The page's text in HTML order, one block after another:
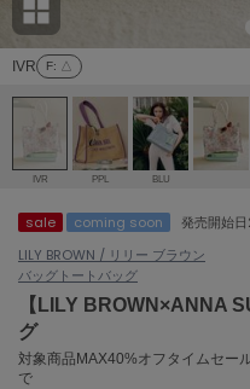
ョン雑貨 (865)
/ランジェリー (127)
ェア (121)
(124)
Ame no chi Hare
アメノチハレ
AMOMMA
アモマ
アニュアンス
ànuke
アンヌーク
ASICS
アシックス
IVR F: △
IVR PPL BLU
sale coming soon 発売開始日
LILY BROWN / リリー ブラウン
バッグ トートバッグ
【LILY BROWN×ANNA
グ
対象商品MAX40%オフタイムセ
で